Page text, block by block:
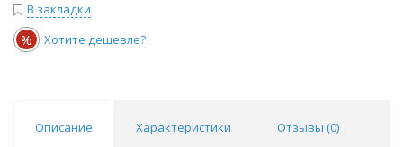
В закладки
% Хотите дешевле?
Описание Характеристики Отзывы (0)